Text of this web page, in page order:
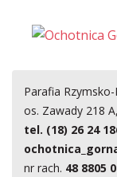
Parafia
os. Zawady 218
tel. (18) 26 24
nr rach. 48 8805